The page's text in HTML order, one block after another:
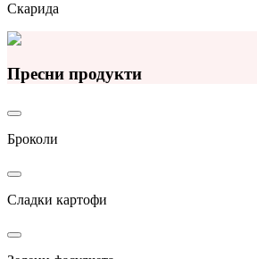
Скарида
Пресни продукти
Броколи
Сладки картофи